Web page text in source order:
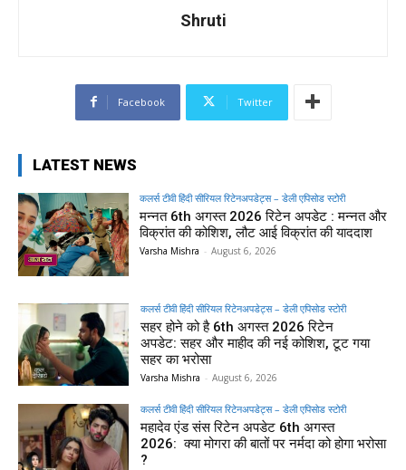
Shruti
Facebook Twitter
LATEST NEWS
कलर्स टीवी हिंदी सीरियल रिटेनअपडेट्स – डेली एपिसोड स्टोरी
मन्नत 6th अगस्त 2026 रिटेन अपडेट : मन्नत और
विक्रांत की कोशिश, लौट आई विक्रांत की याददाश
Varsha Mishra - August 6, 2026
कलर्स टीवी हिंदी सीरियल रिटेनअपडेट्स – डेली एपिसोड स्टोरी
सहर होने को है 6th अगस्त 2026 रिटेन
अपडेट: सहर और माहीद की नई कोशिश, टूट गया
सहर का भरोसा
Varsha Mishra - August 6, 2026
कलर्स टीवी हिंदी सीरियल रिटेनअपडेट्स – डेली एपिसोड स्टोरी
महादेव एंड संस रिटेन अपडेट 6th अगस्त
2026: क्या मोगरा की बातों पर नर्मदा को होगा भरोसा
?